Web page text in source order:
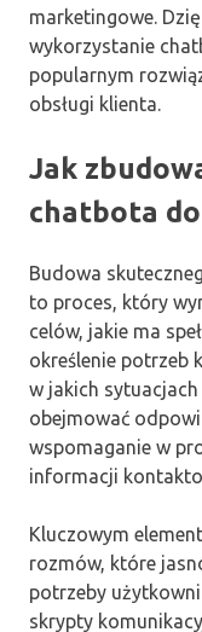
marketingowe.
wykorzystanie
popularnym
obsługi klienta.
Jak
chatbota
Budowa
to proces, który
celów, jakie ma
określenie potrzeb
w jakich
obejmować
wspomaganie w
informacji
Kluczowym
rozmów, które
potrzeby
skrypty